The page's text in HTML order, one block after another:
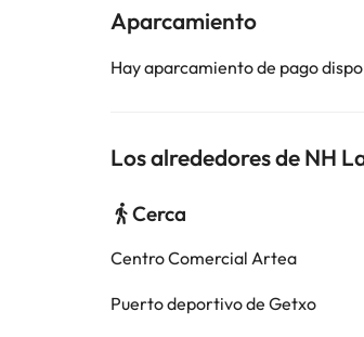
Aparcamiento
Hay aparcamiento de pago
Los alrededores de NH
Cerca
Centro Comercial Artea
Puerto deportivo de Getxo